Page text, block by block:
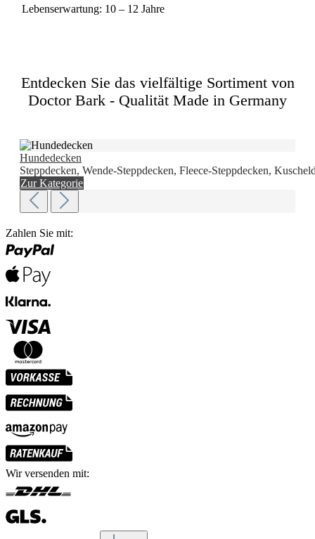
Lebenserwartung: 10 – 12 Jahre
Entdecken Sie das vielfältige Sortiment von
Doctor Bark - Qualität Made in Germany
Hundedecken
Steppdecken, Wende-Steppdecken, Fleece-Steppdecken,
Zur Kategorie
Zahlen Sie mit:
Wir versenden mit: